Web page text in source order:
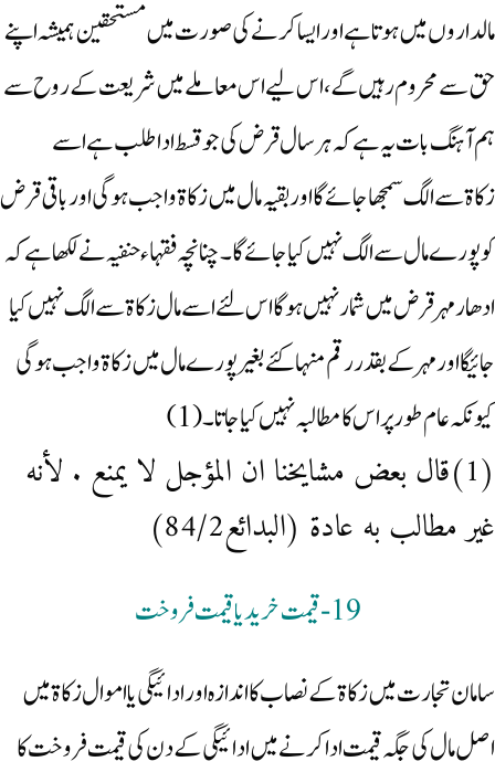
مالداروں میں ہوتا ہے اور ایساکرنے کی صورت میں مستحقین ہمیشہ اپنے
حق سے محروم رہیں گے، اس لیے اس معاملے میں شریعت کے روح سے
ہم آہنگ بات یہ ہے کہ ہرسال قرض کی جو قسط ادا طلب ہے اسے
زکاۃسے الگ سمجھاجائے گا اور بقیہ مال میں زکاۃ واجب ہوگی اور باقی قرض
کو پورے مال سے الگ نہیں کیاجائے گا۔ چنانچہ فقہاء حنفیہ نے لکھا ہے کہ
ادھار مہر قرض میں شمار نہیں ہوگا اس لئے اسے مال زکاۃ سے الگ نہیں کیا
جائیگا اور مہر کے بقدر رقم منہا کئے بغیر پورے مال میں زکاۃ واجب ہوگی
کیونکہ عام طور پر اس کا مطالبہ نہیں کیا جاتا ۔(1)
(1)قال بعض مشايخنا ان المؤجل لا يمنع . لأنه
غير مطالب به عادة (البدائع84/2)
19-قیمت خرید یا قیمت فروخت
سامان تجارت میں زکاۃ کے نصاب کا اندازہ اور ادائیگی یا اموال زکاۃ میں
اصل مال کی جگہ قیمت ادا کرنے میں ادائیگی کے دن کی قیمت فروخت کا